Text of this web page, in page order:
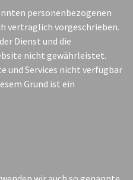
personenbezogenen
vertraglich vorgeschrieben.
Dienst und die
nicht gewährleistet.
und Services nicht verfügbar
Grund ist ein